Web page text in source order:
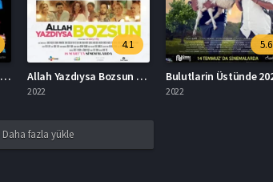
Güven Bana 2022 – Yerli Film 1080p Turkce Dublaj izle
4.1
Allah Yazdıysa Bozsun 2022 – Yerli Film 1080p Turkce Dublaj izle
2022
5.6
2022
Daha fazla yükle